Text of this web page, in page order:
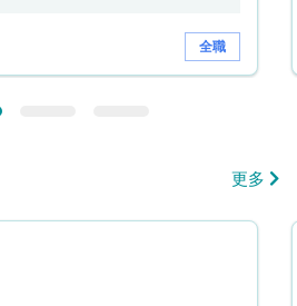
全職
更多